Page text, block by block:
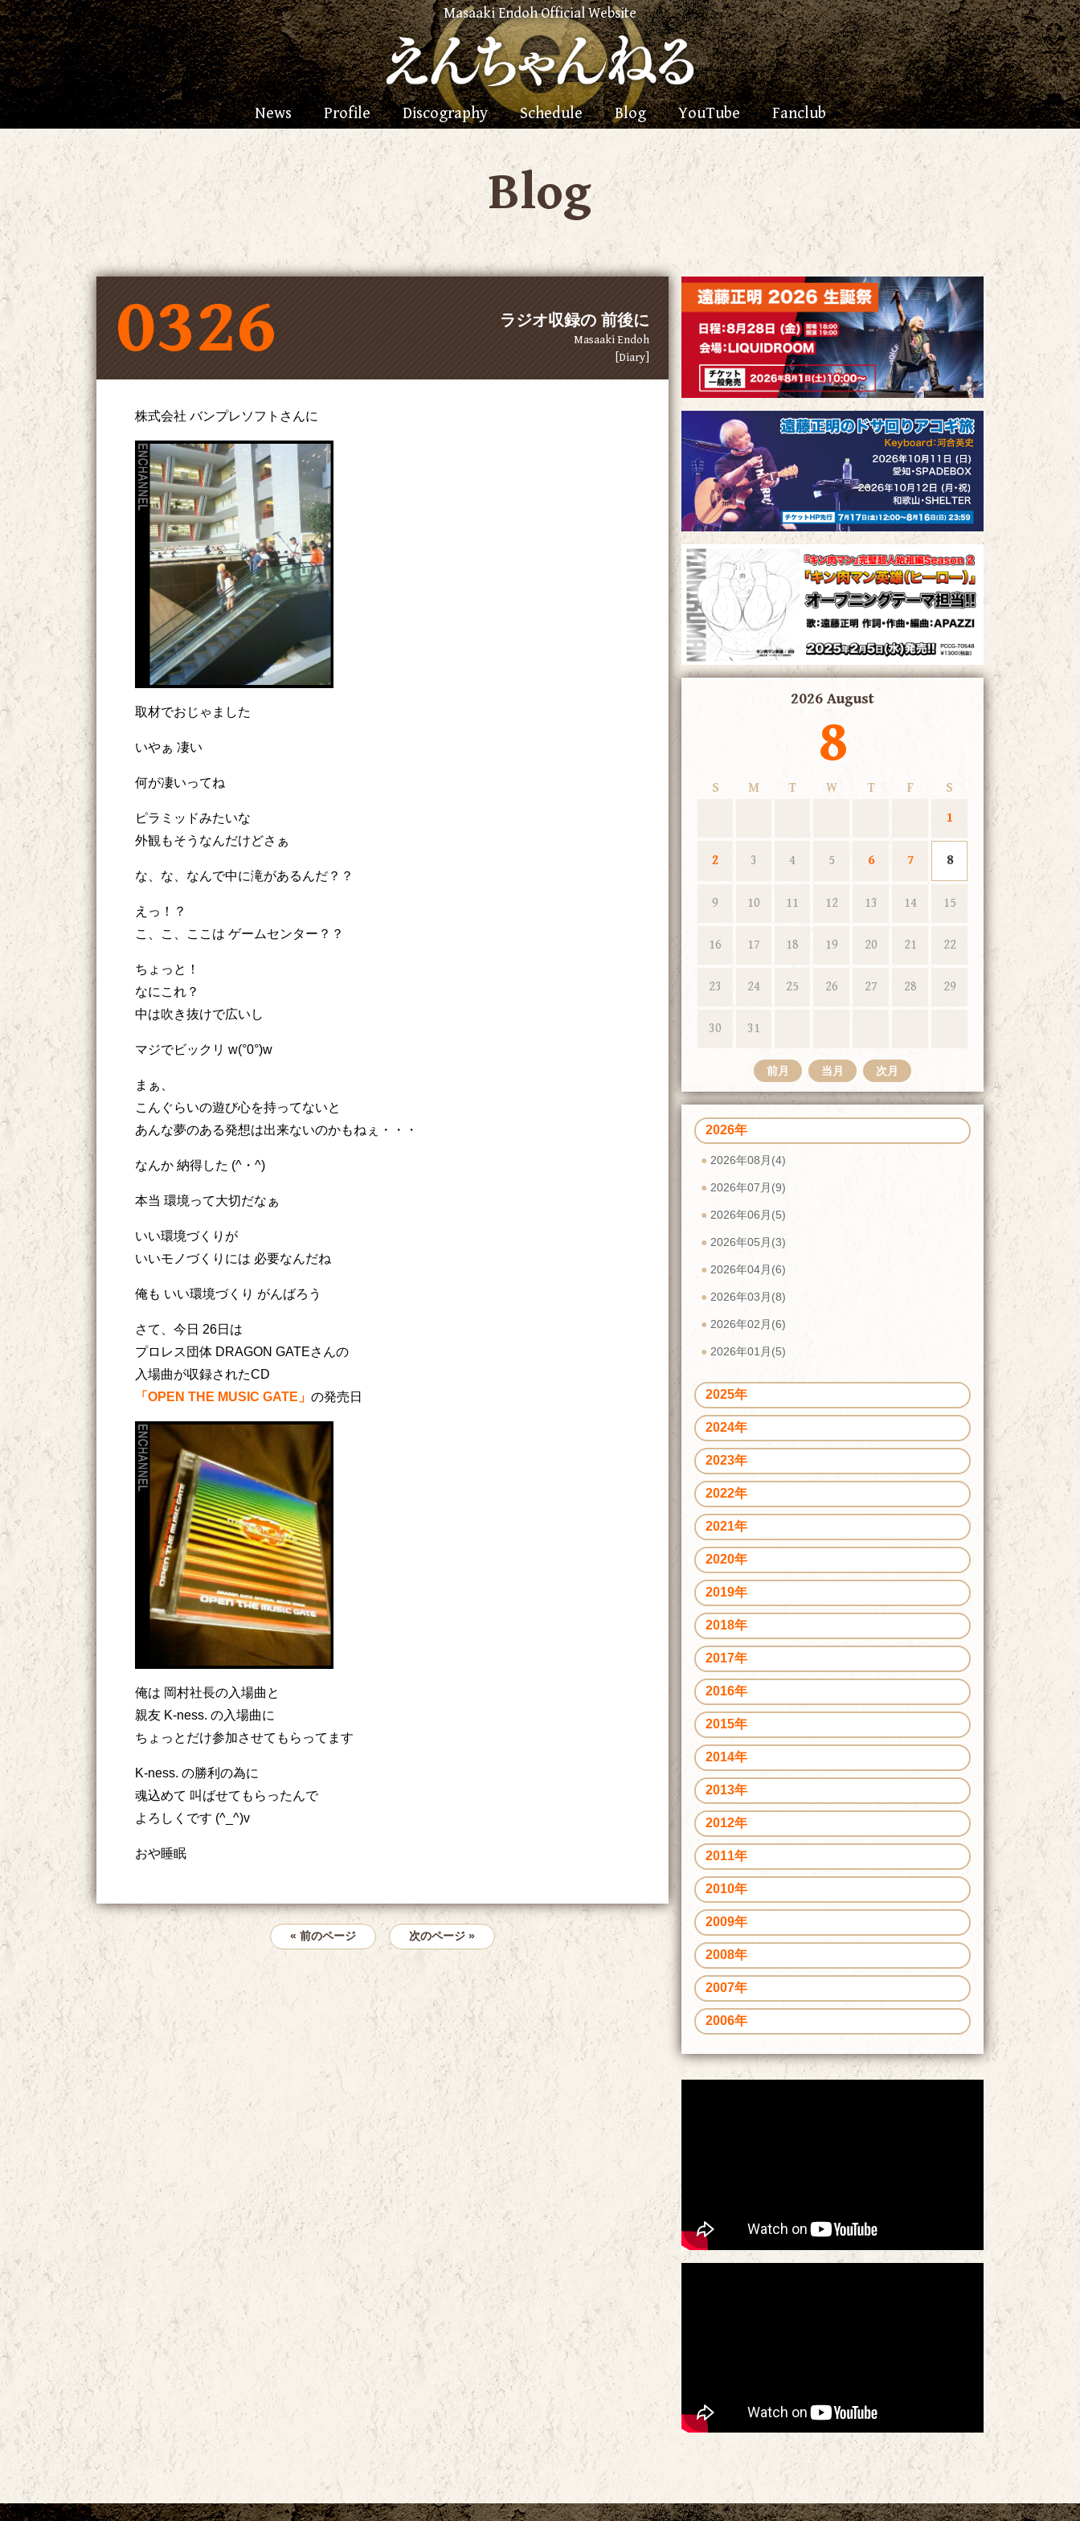
Masaaki Endoh Official Website
News Profile Discography Schedule Blog YouTube Fanclub
Blog
0326 ラジオ収録の 前後に
Masaaki Endoh
[Diary]
株式会社 バンプレソフトさんに
取材でおじゃました
いやぁ 凄い
何が凄いってね
ピラミッドみたいな
外観もそうなんだけどさぁ
な、な、なんで中に滝があるんだ？？
えっ！？
こ、こ、ここは ゲームセンター？？
ちょっと！
なにこれ？
中は吹き抜けで広いし
マジでビックリ w(°0°)w
まぁ、
こんぐらいの遊び心を持ってないと
あんな夢のある発想は出来ないのかもねぇ・・・
なんか 納得した (^・^)
本当 環境って大切だなぁ
いい環境づくりが
いいモノづくりには 必要なんだね
俺も いい環境づくり がんばろう
さて、今日 26日は
プロレス団体 DRAGON GATEさんの
入場曲が収録されたCD
「OPEN THE MUSIC GATE」 の発売日
俺は 岡村社長の入場曲と
親友 K-ness. の入場曲に
ちょっとだけ参加させてもらってます
K-ness. の勝利の為に
魂込めて 叫ばせてもらったんで
よろしくです (^_^)v
おや睡眠
« 前のページ 次のページ »
2026 August
8
S M T W T F
S
1
2 3 4 5 6 7 8
9 10 11 12 13 14 15
16 17 18 19 20 21 22
23 24 25 26 27 28 29
30 31
前月 当月 次月
2026年
2026年08月(4)
2026年07月(9)
2026年06月(5)
2026年05月(3)
2026年04月(6)
2026年03月(8)
2026年02月(6)
2026年01月(5)
2025年
2024年
2023年
2022年
2021年
2020年
2019年
2018年
2017年
2016年
2015年
2014年
2013年
2012年
2011年
2010年
2009年
2008年
2007年
2006年